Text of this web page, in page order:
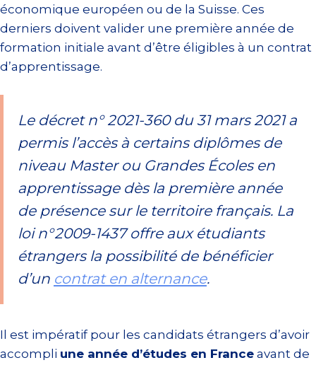
économique européen ou de la Suisse. Ces
derniers doivent valider une première année de
formation initiale avant d’être éligibles à un contrat
d’apprentissage.
Le décret n° 2021-360 du 31 mars 2021 a
permis l’accès à certains diplômes de
niveau Master ou Grandes Écoles en
apprentissage dès la première année
de présence sur le territoire français. La
loi n°2009-1437 offre aux étudiants
étrangers la possibilité de bénéficier
d’un contrat en alternance.
Il est impératif pour les candidats étrangers d’avoir
accompli une année d’études en France avant de